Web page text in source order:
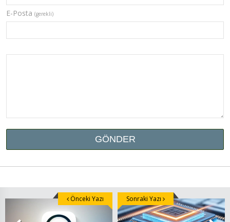
E-Posta (gerekli)
Önceki Yazı Sonraki Yazı